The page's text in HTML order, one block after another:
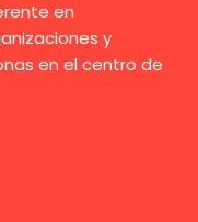
en
y
en el centro de